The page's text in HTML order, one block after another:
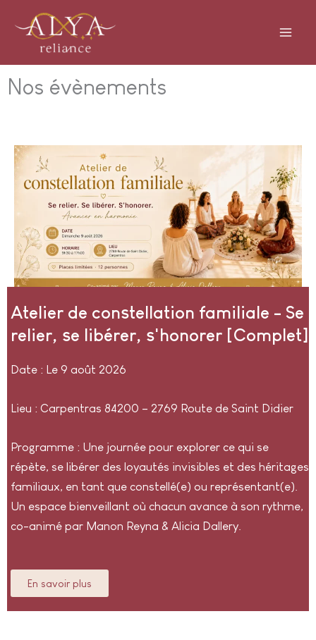
contenu
Nos évènements
Atelier de constellation familiale - Se
relier, se libérer, s'honorer [Complet]
Date : Le 9 août 2026
Lieu : Carpentras 84200 – 2769 Route de Saint Didier
Programme : Une journée pour explorer ce qui se
répète, se libérer des loyautés invisibles et des héritages
familiaux, en tant que constellé(e) ou représentant(e).
Un espace bienveillant où chacun avance à son rythme,
co-animé par Manon Reyna & Alicia Dallery.
En savoir plus